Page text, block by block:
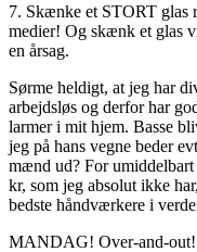
7. Skænke et STORT glas
medier! Og skænk et glas
en årsag.
Sørme heldigt, at jeg har
arbejdsløs og derfor har
larmer i mit hjem. Basse
jeg på hans vegne beder
mænd ud? For
kr, som jeg absolut ikke
bedste håndværkere i
MANDAG! Over-and-